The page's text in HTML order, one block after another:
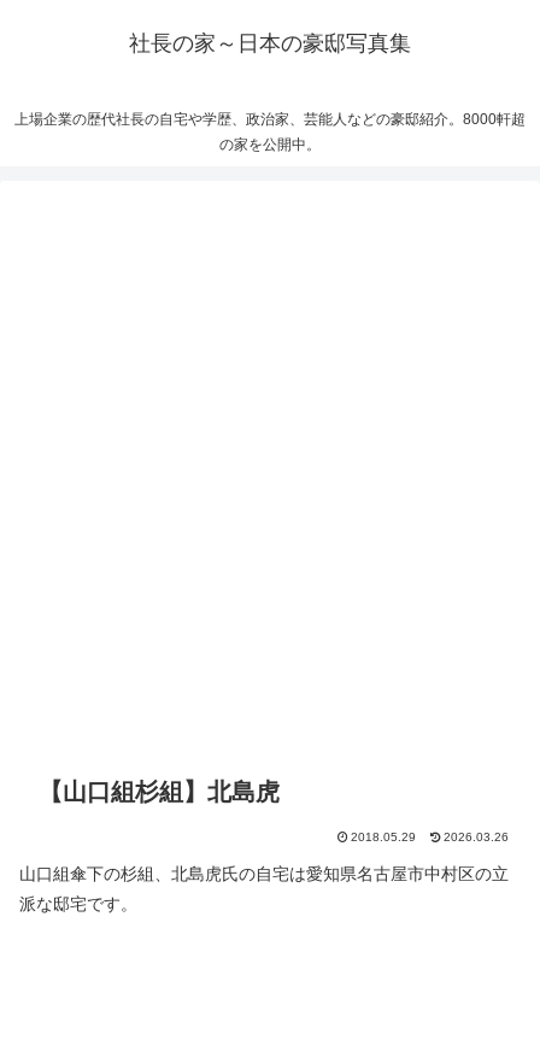
社長の家～日本の豪邸写真集
上場企業の歴代社長の自宅や学歴、政治家、芸能人などの豪邸紹介。8000軒超
の家を公開中。
【山口組杉組】北島虎
2018.05.29 2026.03.26
山口組傘下の杉組、北島虎氏の自宅は愛知県名古屋市中村区の立
派な邸宅です。